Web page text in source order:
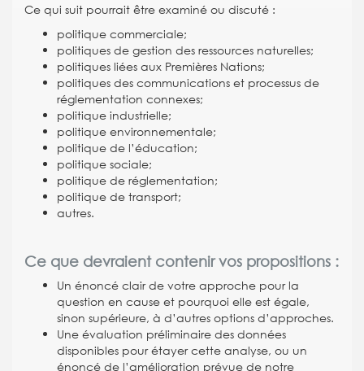
Ce qui suit pourrait être examiné ou discuté :
politique commerciale;
politiques de gestion des ressources naturelles;
politiques liées aux Premières Nations;
politiques des communications et processus de
réglementation connexes;
politique industrielle;
politique environnementale;
politique de l’éducation;
politique sociale;
politique de réglementation;
politique de transport;
autres.
Ce que devraient contenir vos propositions :
Un énoncé clair de votre approche pour la
question en cause et pourquoi elle est égale,
sinon supérieure, à d’autres options d’approches.
Une évaluation préliminaire des données
disponibles pour étayer cette analyse, ou un
énoncé de l’amélioration prévue de notre